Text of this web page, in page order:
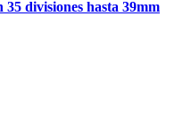
divisiones hasta 39mm